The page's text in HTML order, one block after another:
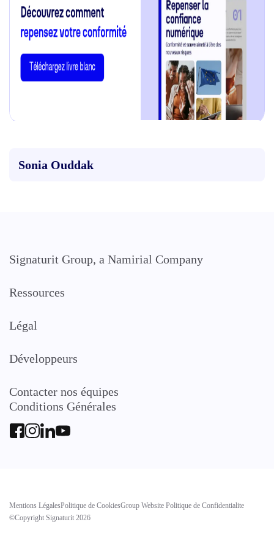
Sonia Ouddak
Signaturit Group, a Namirial Company
Ressources
Légal
Développeurs
Contacter nos équipes
Conditions Générales
Mentions LégalesPolitique de CookiesGroup Website Politique de Confidentialite
©Copyright Signaturit 2026